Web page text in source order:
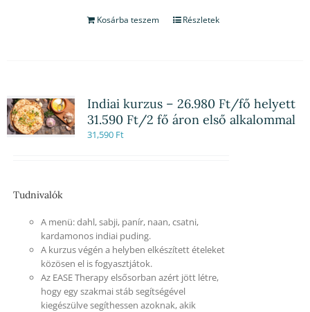
Kosárba teszem Részletek
Indiai kurzus – 26.980 Ft/fő helyett
31.590 Ft/2 fő áron első alkalommal
31,590 Ft
Tudnivalók
A menü: dahl, sabji, panír, naan, csatni,
kardamonos indiai puding.
A kurzus végén a helyben elkészített ételeket
közösen el is fogyasztjátok.
Az EASE Therapy elsősorban azért jött létre,
hogy egy szakmai stáb segítségével
kiegészülve segíthessen azoknak, akik